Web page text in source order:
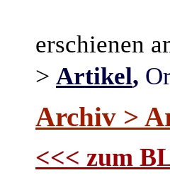
erschienen
> Artikel,
Archiv >
<<< zum